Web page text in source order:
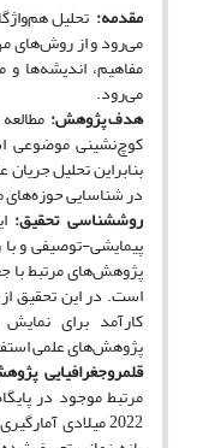
مقدمه: تحلیل
می‌رود و از روش‌های
مفاهیم، اندیشه‌ها
می‌رود.
هدف پژوهش:
کوچ‌نشینی موضوعی
بنابراین تحلیل
در شناسایی حوزه‌های
روش­شناسی تحقیق:
ﭘﯿﻤﺎﯾﺸﯽ-ﺗﻮﺻﯿﻔﯽ و
پژوهش‌های مرتبط با
است. در این تحقیق
کارآمد برای
پژوهش‌‌های علمی
قلمروجغرافیایی
2022 میلادی